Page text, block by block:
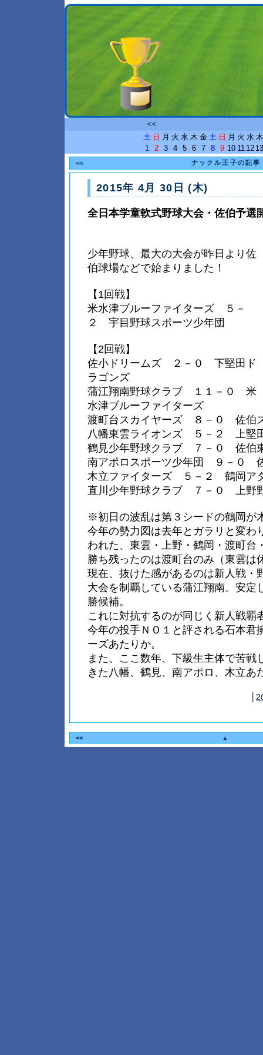
<<
土 日 月 火 水 木 金 土 日 月 火 水 木
1
2 3 4 5 6 7 8 9 10 11 12 13
<< ナックル王子の記事
2015年 4月 30日 (木)
全日本学童軟式野球大会・佐伯予選
少年野球、最大の大会が昨日より佐
伯球場などで始まりました！
【1回戦】
米水津ブルーファイターズ ５－
２ 宇目野球スポーツ少年団
【2回戦】
佐小ドリームズ ２－０ 下堅田ド
ラゴンズ
蒲江翔南野球クラブ １１－０ 米
水津ブルーファイターズ
渡町台スカイヤーズ ８－０ 佐伯
八幡東雲ライオンズ ５－２ 上堅
鶴見少年野球クラブ ７－０ 佐伯
南アポロスポーツ少年団 ９－０
木立ファイターズ ５－２ 鶴岡ア
直川少年野球クラブ ７－０ 上野
※初日の波乱は第３シードの鶴岡が
今年の勢力図は去年とガラリと変わ
われた、東雲・上野・鶴岡・渡町台
勝ち残ったのは渡町台のみ（東雲は
現在、抜けた感があるのは新人戦・
大会を制覇している蒲江翔南。安定
勝候補。
これに対抗するのが同じく新人戦覇
今年の投手ＮＯ１と評される石本君
ーズあたりか。
また、ここ数年、下級生主体で苦戦
きた八幡、鶴見、南アポロ、木立あ
<< ▲